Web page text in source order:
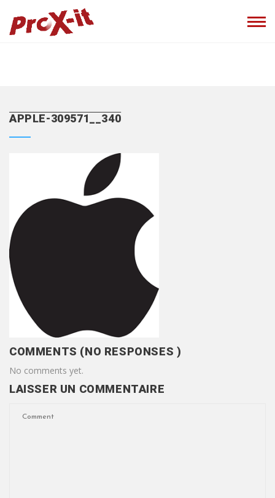
APPLE-309571__340
COMMENTS (NO RESPONSES )
No comments yet.
LAISSER UN COMMENTAIRE